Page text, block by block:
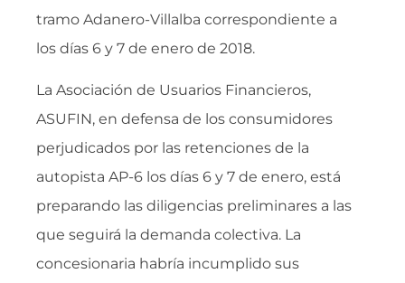
tramo Adanero-Villalba correspondiente a
los días 6 y 7 de enero de 2018.
La Asociación de Usuarios Financieros,
ASUFIN, en defensa de los consumidores
perjudicados por las retenciones de la
autopista AP-6 los días 6 y 7 de enero, está
preparando las diligencias preliminares a las
que seguirá la demanda colectiva. La
concesionaria habría incumplido sus